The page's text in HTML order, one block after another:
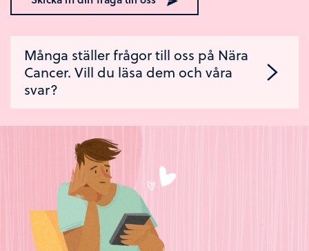
Många ställer frågor till oss på Nära
Cancer. Vill du läsa dem och våra
svar?